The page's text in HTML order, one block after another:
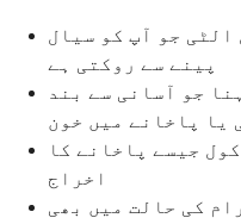
جو آپ کو سیال
پینے سے روکتی ہے
جو آسانی سے بند
یا پاخانے میں خون
جیسے پاخانے کا
اخراج
کی حالت میں بھی